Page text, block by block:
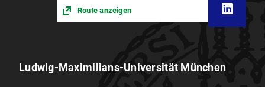
Route anzeigen
Ludwig-Maximilians-Universität München